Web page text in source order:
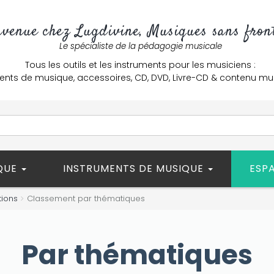
chez Lugdivine, Musiques sans
Le spécialiste de la pédagogie musicale
Tous les outils et les instruments pour les musiciens :
de musique, accessoires, CD, DVD, Livre-CD & contenu
INSTRUMENTS DE MUSIQUE
Classement par thématiques
Par thématiques